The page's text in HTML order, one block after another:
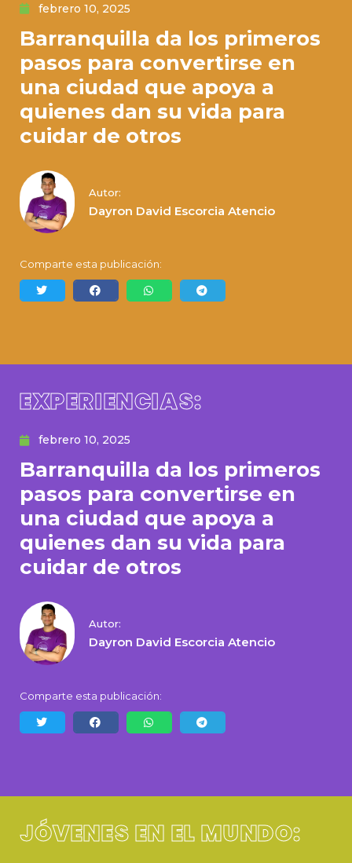
febrero 10, 2025
Barranquilla da los primeros
pasos para convertirse en
una ciudad que apoya a
quienes dan su vida para
cuidar de otros
Autor:
Dayron David Escorcia Atencio
Comparte esta publicación:
EXPERIENCIAS:
febrero 10, 2025
Barranquilla da los primeros
pasos para convertirse en
una ciudad que apoya a
quienes dan su vida para
cuidar de otros
Autor:
Dayron David Escorcia Atencio
Comparte esta publicación:
JÓVENES EN EL MUNDO: